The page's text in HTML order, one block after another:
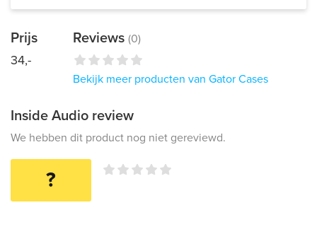
Prijs
34,-
Reviews (0)
Bekijk meer producten van Gator Cases
Inside Audio review
We hebben dit product nog niet gereviewd.
?